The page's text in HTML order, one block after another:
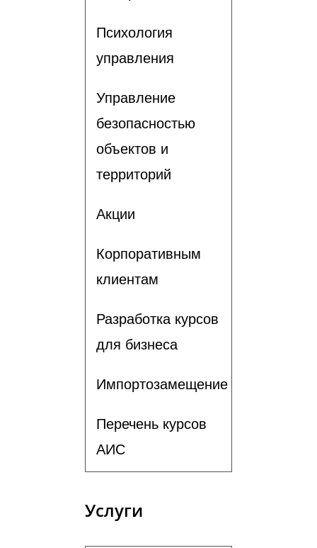
Психология
управления
Управление
безопасностью
объектов и
территорий
Акции
Корпоративным
клиентам
Разработка курсов
для бизнеса
Импортозамещение
Перечень курсов
АИС
Услуги